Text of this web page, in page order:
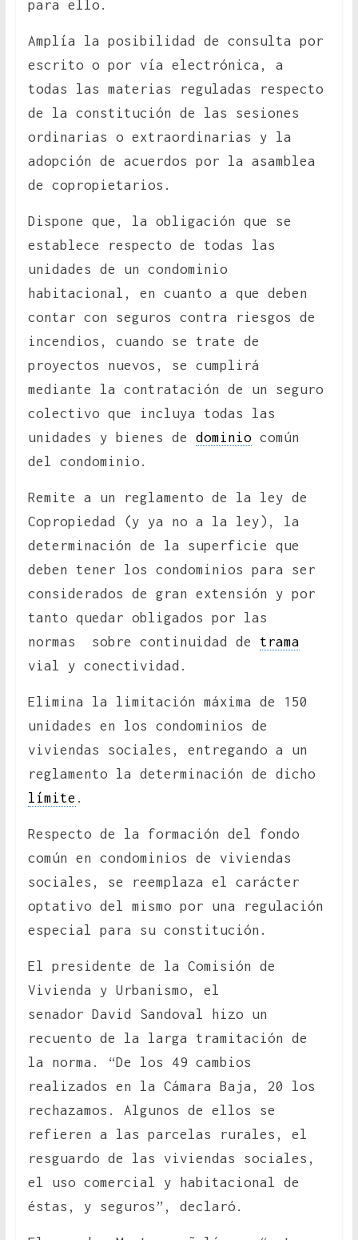
para ello.
Amplía la posibilidad de consulta por
escrito o por vía electrónica, a
todas las materias reguladas respecto
de la constitución de las sesiones
ordinarias o extraordinarias y la
adopción de acuerdos por la asamblea
de copropietarios.
Dispone que, la obligación que se
establece respecto de todas las
unidades de un condominio
habitacional, en cuanto a que deben
contar con seguros contra riesgos de
incendios, cuando se trate de
proyectos nuevos, se cumplirá
mediante la contratación de un seguro
colectivo que incluya todas las
unidades y bienes de dominiocomún
del condominio.
Remite a un reglamento de la ley de
Copropiedad (y ya no a la ley), la
determinación de la superficie que
deben tener los condominios para ser
considerados de gran extensión y por
tanto quedar obligados por las
normas sobre continuidad de trama
vial y conectividad.
Elimina la limitación máxima de 150
unidades en los condominios de
viviendas sociales, entregando a un
reglamento la determinación de dicho
límite .
Respecto de la formación del fondo
común en condominios de viviendas
sociales, se reemplaza el carácter
optativo del mismo por una regulación
especial para su constitución.
El presidente de la Comisión de
Vivienda y Urbanismo, el
senador David Sandoval hizo un
recuento de la larga tramitación de
la norma. “De los 49 cambios
realizados en la Cámara Baja, 20 los
rechazamos. Algunos de ellos se
refieren a las parcelas rurales, el
resguardo de las viviendas sociales,
el uso comercial y habitacional de
éstas, y seguros”, declaró.